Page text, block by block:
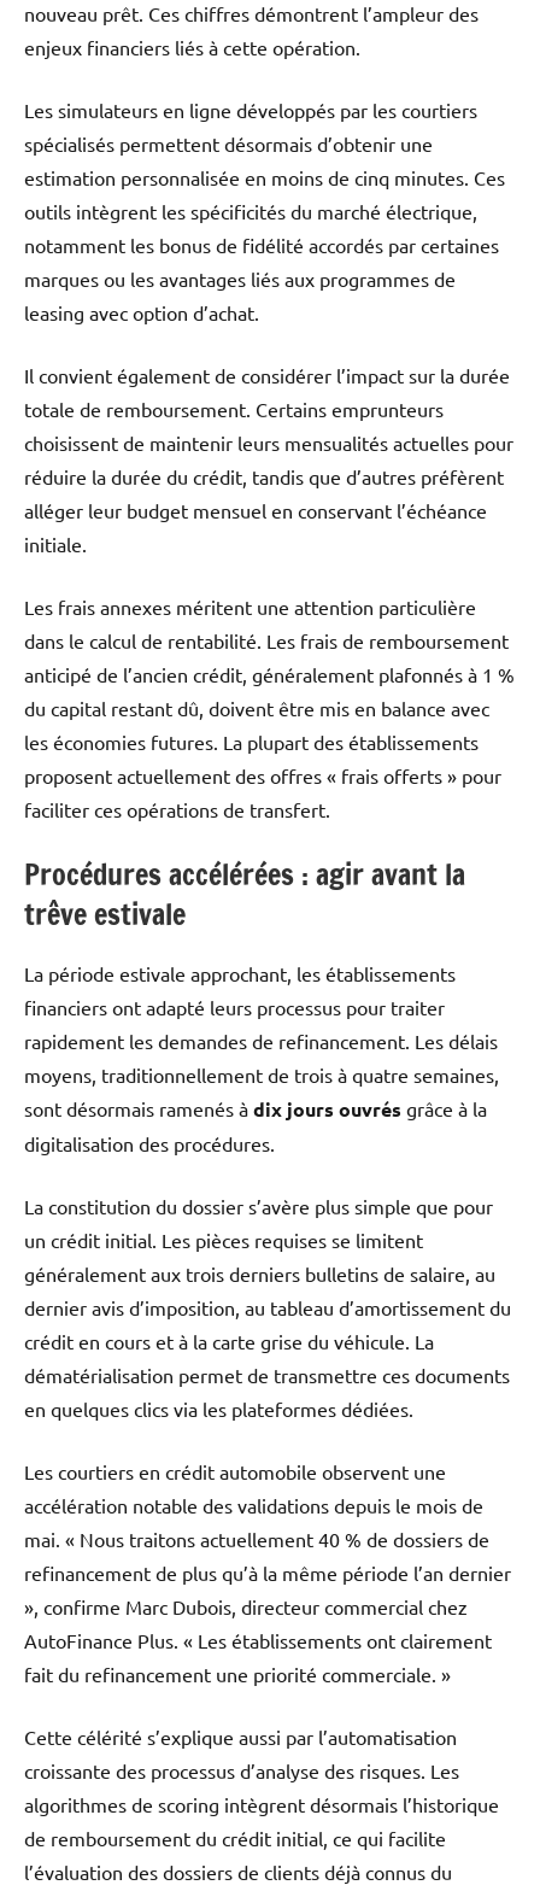
nouveau prêt. Ces chiffres démontrent l’ampleur des
enjeux financiers liés à cette opération.
Les simulateurs en ligne développés par les courtiers
spécialisés permettent désormais d’obtenir une
estimation personnalisée en moins de cinq minutes. Ces
outils intègrent les spécificités du marché électrique,
notamment les bonus de fidélité accordés par certaines
marques ou les avantages liés aux programmes de
leasing avec option d’achat.
Il convient également de considérer l’impact sur la durée
totale de remboursement. Certains emprunteurs
choisissent de maintenir leurs mensualités actuelles pour
réduire la durée du crédit, tandis que d’autres préfèrent
alléger leur budget mensuel en conservant l’échéance
initiale.
Les frais annexes méritent une attention particulière
dans le calcul de rentabilité. Les frais de remboursement
anticipé de l’ancien crédit, généralement plafonnés à 1 %
du capital restant dû, doivent être mis en balance avec
les économies futures. La plupart des établissements
proposent actuellement des offres « frais offerts » pour
faciliter ces opérations de transfert.
Procédures accélérées : agir avant la
trêve estivale
La période estivale approchant, les établissements
financiers ont adapté leurs processus pour traiter
rapidement les demandes de refinancement. Les délais
moyens, traditionnellement de trois à quatre semaines,
sont désormais ramenés à dix jours ouvrés grâce à la
digitalisation des procédures.
La constitution du dossier s’avère plus simple que pour
un crédit initial. Les pièces requises se limitent
généralement aux trois derniers bulletins de salaire, au
dernier avis d’imposition, au tableau d’amortissement du
crédit en cours et à la carte grise du véhicule. La
dématérialisation permet de transmettre ces documents
en quelques clics via les plateformes dédiées.
Les courtiers en crédit automobile observent une
accélération notable des validations depuis le mois de
mai. « Nous traitons actuellement 40 % de dossiers de
refinancement de plus qu’à la même période l’an dernier
», confirme Marc Dubois, directeur commercial chez
AutoFinance Plus. « Les établissements ont clairement
fait du refinancement une priorité commerciale. »
Cette célérité s’explique aussi par l’automatisation
croissante des processus d’analyse des risques. Les
algorithmes de scoring intègrent désormais l’historique
de remboursement du crédit initial, ce qui facilite
l’évaluation des dossiers de clients déjà connus du